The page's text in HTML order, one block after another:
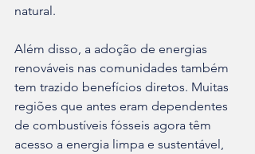
natural.
Além disso, a adoção de energias
renováveis nas comunidades também
tem trazido benefícios diretos. Muitas
regiões que antes eram dependentes
de combustíveis fósseis agora têm
acesso a energia limpa e sustentável,